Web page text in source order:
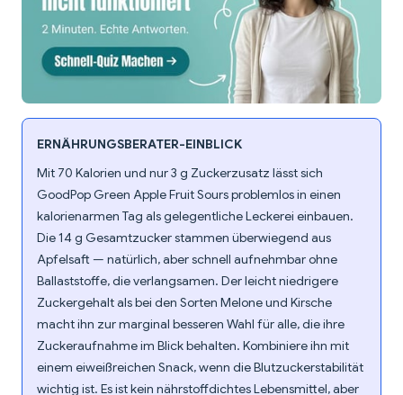
ERNÄHRUNGSBERATER-EINBLICK
Mit 70 Kalorien und nur 3 g Zuckerzusatz lässt sich
GoodPop Green Apple Fruit Sours problemlos in einen
kalorienarmen Tag als gelegentliche Leckerei einbauen.
Die 14 g Gesamtzucker stammen überwiegend aus
Apfelsaft — natürlich, aber schnell aufnehmbar ohne
Ballaststoffe, die verlangsamen. Der leicht niedrigere
Zuckergehalt als bei den Sorten Melone und Kirsche
macht ihn zur marginal besseren Wahl für alle, die ihre
Zuckeraufnahme im Blick behalten. Kombiniere ihn mit
einem eiweißreichen Snack, wenn die Blutzuckerstabilität
wichtig ist. Es ist kein nährstoffdichtes Lebensmittel, aber